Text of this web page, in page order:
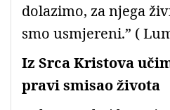
dolazimo, za njega
smo usmjereni.” (
Iz Srca Kristova
pravi smisao života